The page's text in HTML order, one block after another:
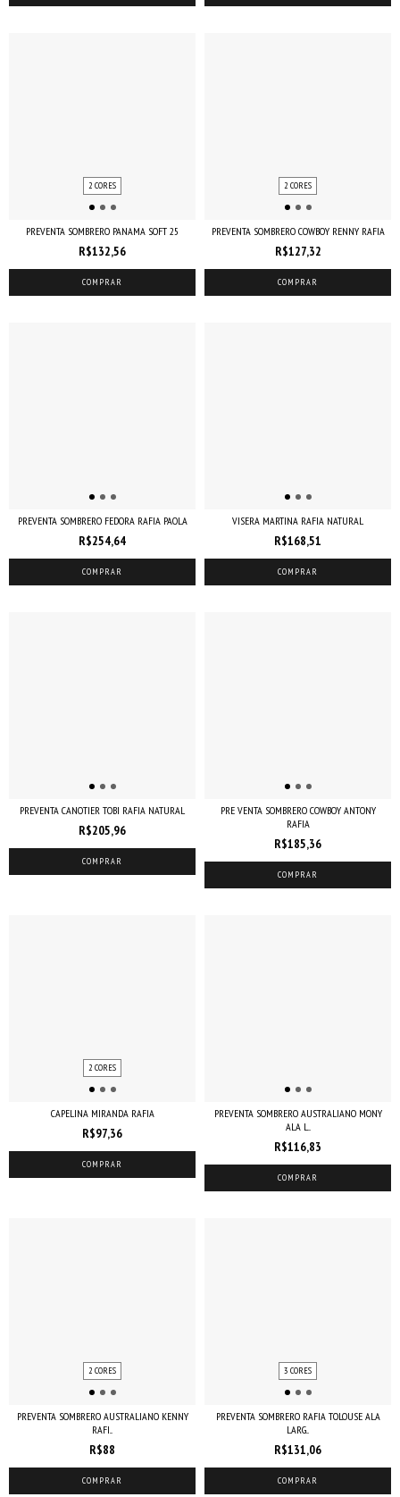
2 CORES
PREVENTA SOMBRERO PANAMA SOFT 25
R$132,56
COMPRAR
2 CORES
PREVENTA SOMBRERO COWBOY RENNY RAFIA
R$127,32
COMPRAR
PREVENTA SOMBRERO FEDORA RAFIA PAOLA
R$254,64
COMPRAR
VISERA MARTINA RAFIA NATURAL
R$168,51
COMPRAR
PREVENTA CANOTIER TOBI RAFIA NATURAL
R$205,96
COMPRAR
PRE VENTA SOMBRERO COWBOY ANTONY
RAFIA
R$185,36
COMPRAR
2 CORES
CAPELINA MIRANDA RAFIA
R$97,36
COMPRAR
PREVENTA SOMBRERO AUSTRALIANO MONY
ALA L...
R$116,83
COMPRAR
2 CORES
PREVENTA SOMBRERO AUSTRALIANO KENNY
RAFI...
R$88
COMPRAR
3 CORES
PREVENTA SOMBRERO RAFIA TOLOUSE ALA
LARG...
R$131,06
COMPRAR